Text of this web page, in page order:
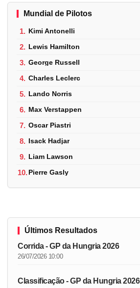
Mundial de Pilotos
1. Kimi Antonelli
2. Lewis Hamilton
3. George Russell
4. Charles Leclerc
5. Lando Norris
6. Max Verstappen
7. Oscar Piastri
8. Isack Hadjar
9. Liam Lawson
10.Pierre Gasly
Últimos Resultados
Corrida - GP da Hungria 2026
26/07/2026 10:00
Classificação - GP da Hungria 2026